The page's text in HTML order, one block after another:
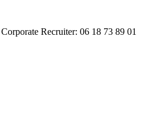
Recruiter: 06 18 73 89 01